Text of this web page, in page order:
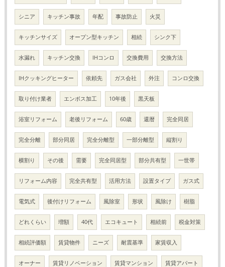
シニア キッチン事故 年配 事故防止 火災
キッチンサイズ オープン型キッチン 相続 シンク下
水漏れ キッチン交換 IHコンロ 交換費用 交換方法
IHクッキングヒーター 依頼先 ガス会社 外注 コンロ交換
取り付け業者 エンボス加工 10年後 黒天板
浴室リフォーム 老後リフォーム 60歳 還暦 完全同居
完全分離 部分同居 完全分離型 一部分離型 縦割り
横割り その後 需要 完全同居型 部分共有型 一世帯
リフォーム内容 完全共有型 活用方法 設置タイプ ガス式
電気式 後付けリフォーム 風除室 形状 風除け 樹脂
どれくらい 増額 40代 エコキュート 相続前 税金対策
相続評価額 賃貸物件 ニーズ 耐震基準 家賃収入
オーナー 賃貸リノベーション 賃貸マンション 賃貸アパート